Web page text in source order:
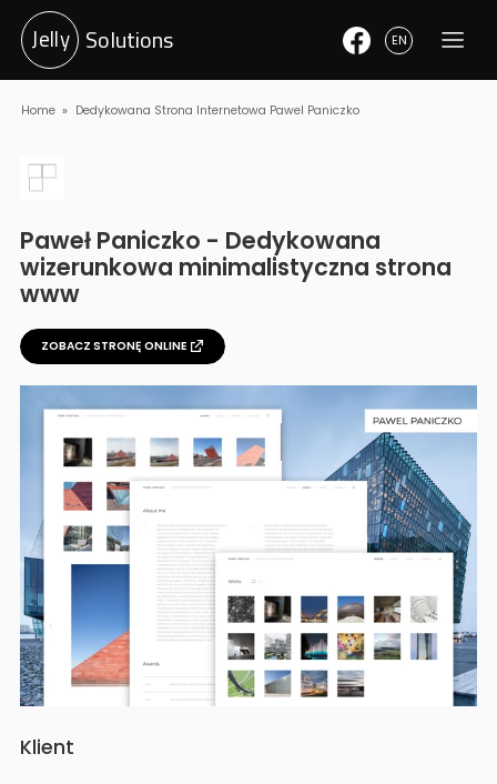
Jelly Solutions EN
Home Dedykowana Strona Internetowa Pawel Paniczko
Paweł Paniczko - Dedykowana
wizerunkowa minimalistyczna strona
www
ZOBACZ STRONĘ ONLINE
Klient